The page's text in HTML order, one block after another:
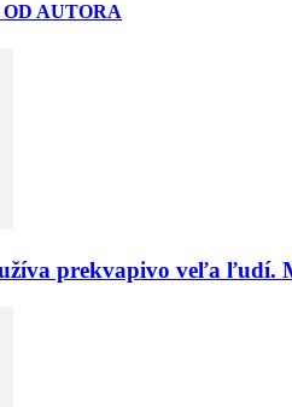
AUTORA
prekvapivo veľa ľudí.